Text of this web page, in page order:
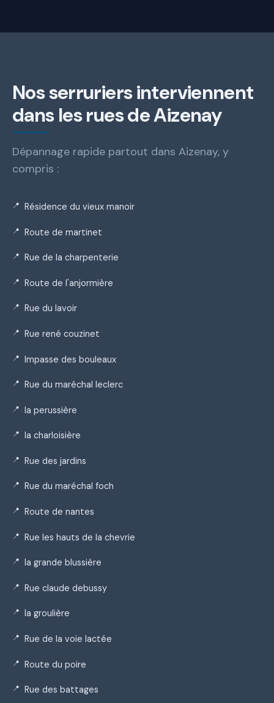
Nos serruriers interviennent
dans les rues de Aizenay
Dépannage rapide partout dans Aizenay, y
compris :
Résidence du vieux manoir
Route de martinet
Rue de la charpenterie
Route de l'anjormière
Rue du lavoir
Rue rené couzinet
Impasse des bouleaux
Rue du maréchal leclerc
la perussière
la charloisière
Rue des jardins
Rue du maréchal foch
Route de nantes
Rue les hauts de la chevrie
la grande blussière
Rue claude debussy
la groulière
Rue de la voie lactée
Route du poire
Rue des battages